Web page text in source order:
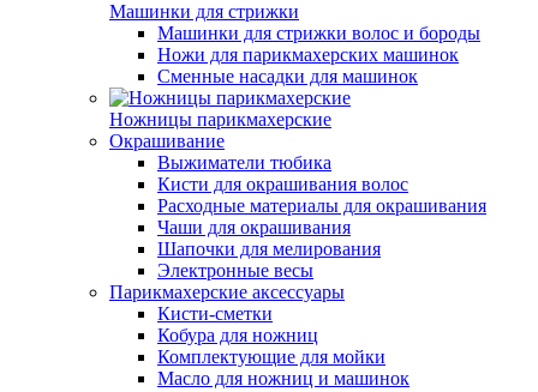
Машинки для стрижки
Машинки для стрижки волос и бороды
Ножи для парикмахерских машинок
Сменные насадки для машинок
Ножницы парикмахерские
Окрашивание
Выжиматели тюбика
Кисти для окрашивания волос
Расходные материалы для окрашивания
Чаши для окрашивания
Шапочки для мелирования
Электронные весы
Парикмахерские аксессуары
Кисти-сметки
Кобура для ножниц
Комплектующие для мойки
Масло для ножниц и машинок